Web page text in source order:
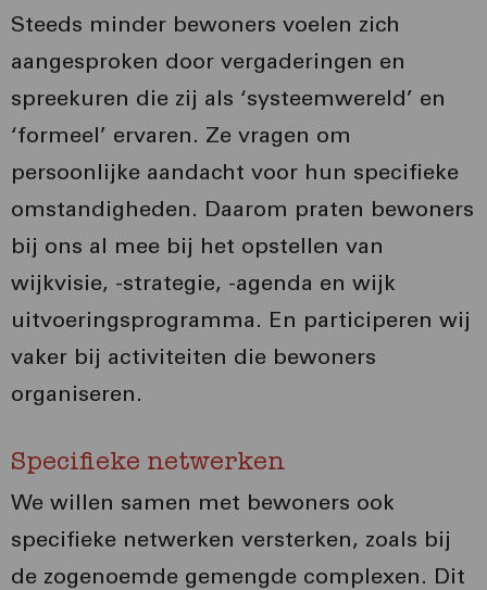
Steeds minder bewoners voelen zich
aangesproken door vergaderingen en
spreekuren die zij als ‘systeemwereld’ en
‘formeel’ ervaren. Ze vragen om
persoonlijke aandacht voor hun specifieke
omstandigheden. Daarom praten bewoners
bij ons al mee bij het opstellen van
wijkvisie, -strategie, -agenda en wijk
uitvoeringsprogramma. En participeren wij
vaker bij activiteiten die bewoners
organiseren.
Specifieke netwerken
We willen samen met bewoners ook
specifieke netwerken versterken, zoals bij
de zogenoemde gemengde complexen. Dit